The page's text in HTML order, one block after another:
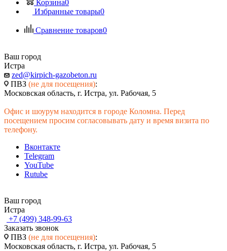
Корзина0
Избранные товары0
Сравнение товаров0
Ваш город
Истра
zed@kirpich-gazobeton.ru
ПВЗ (не для посещения):
Московская область, г. Истра, ул. Рабочая, 5
Офис и шоурум находится в городе Коломна. Перед
посещением просим согласовывать дату и время визита по
телефону.
Вконтакте
Telegram
YouTube
Rutube
Ваш город
Истра
+7 (499) 348-99-63
Заказать звонок
ПВЗ (не для посещения):
Московская область, г. Истра, ул. Рабочая, 5